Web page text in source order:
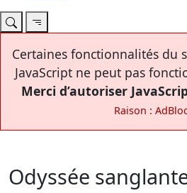
Certaines fonctionnalités du
JavaScript ne peut pas
Merci d’autoriser
Raison :
Odyssée